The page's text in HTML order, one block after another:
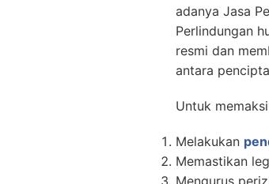
adanya Jasa
Perlindungan
resmi dan
antara
Untuk
Melakukan
Memastikan
Mengurus